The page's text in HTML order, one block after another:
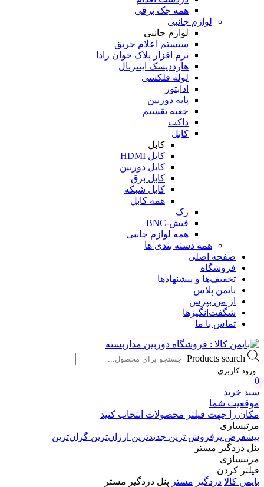
همه جک برقی
لوازم جانبی
لوازم جانبی
سیستم اعلام حریق
نرم افزار پلاک خوان رادا
هارددیسک اینترنال
لوله فلکسی
ادابتور
پایه دوربین
جعبه تقسیم
داکت
کابل
کابل
کابل HDMI
کابل دوربین
کابل برق
کابل شبکه
همه کابل
رک
فیش-BNC
همه لوازم جانبی
همه دسته بندی ها
صفحه اصلی
فروشگاه
تخفیف‌ها و پیشنهادها
بایمن پلاس
از من بپرس
شگفت‌انگیزها
تماس با ما
Products search
ورود کاربری
0
سبد خرید
موقعیت شما
مکان را جهت فیلتر محصولات انتخاب کنید
مرتبسازی
پیشفرض پرفروش ترین جدیدترین ارزان‌ترین گران‌ترین
پنل دزدگیر مستر
مرتبسازی
فیلتر کردن
بایمن کالا دزدگیر مستر پنل دزدگیر مستر